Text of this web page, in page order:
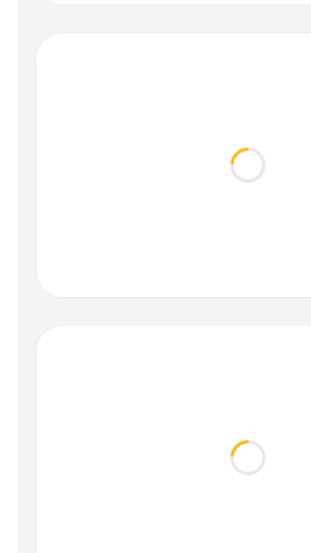
Loading...
Loading...